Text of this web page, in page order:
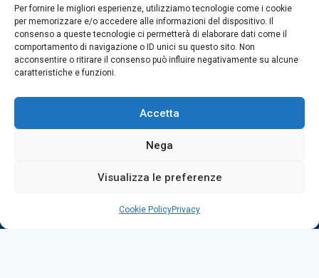
Per fornire le migliori esperienze, utilizziamo tecnologie come i cookie
per memorizzare e/o accedere alle informazioni del dispositivo. Il
consenso a queste tecnologie ci permetterà di elaborare dati come il
comportamento di navigazione o ID unici su questo sito. Non
acconsentire o ritirare il consenso può influire negativamente su alcune
caratteristiche e funzioni.
Accetta
Nega
Visualizza le preferenze
Cookie PolicyPrivacy
Segreteria +39096520527
Fax +390965499420
E-mail:rcvc010005@istruzione.it
ORARIO DI APERTURA